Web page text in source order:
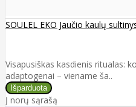
SOULEL EKO Jaučio kaulų
Visapusiškas kasdienis ritualas:
adaptogenai – viename ša..
Į norų sąrašą